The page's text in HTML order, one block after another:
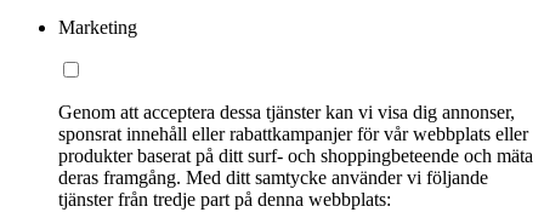
Marketing
Genom att acceptera dessa tjänster kan vi visa dig annonser,
sponsrat innehåll eller rabattkampanjer för vår webbplats eller
produkter baserat på ditt surf- och shoppingbeteende och mäta
deras framgång. Med ditt samtycke använder vi följande
tjänster från tredje part på denna webbplats: